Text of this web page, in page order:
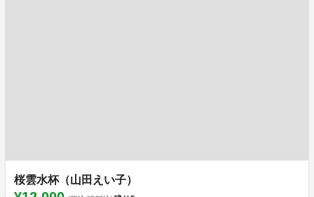
桜雲水杯（山田えい子）